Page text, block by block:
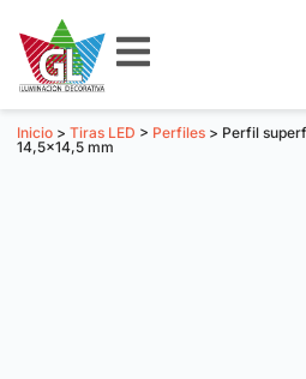
Inicio > Tiras LED > Perfiles > Perfil
14,5×14,5 mm